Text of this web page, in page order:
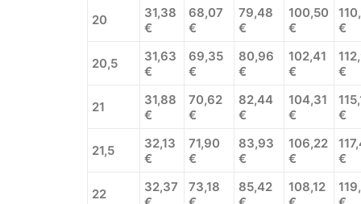
20
31,38
€
68,07
€
79,48
€
100,50
€
€
20,5
31,63
€
69,35
€
80,96
€
102,41
€
€
21
31,88
€
70,62
€
82,44
€
104,31
€
€
21,5
32,13
€
71,90
€
83,93
€
106,22
€
€
22
32,37
73,18
85,42
108,12